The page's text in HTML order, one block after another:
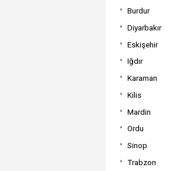
Burdur
Diyarbakır
Eskişehir
Iğdır
Karaman
Kilis
Mardin
Ordu
Sinop
Trabzon